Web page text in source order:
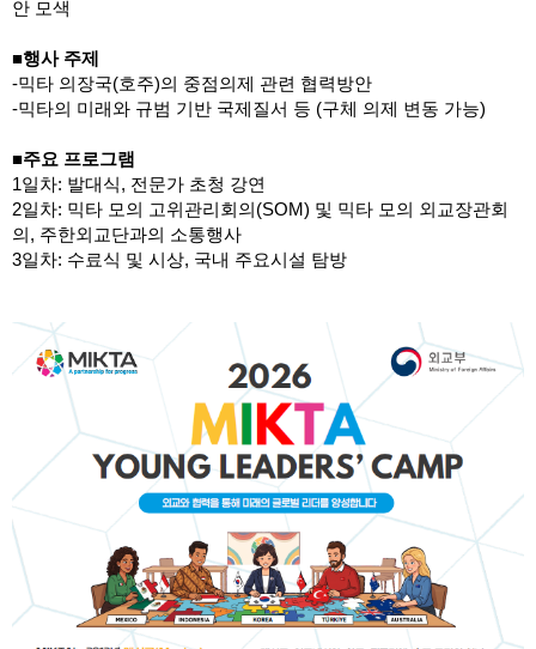
안 모색
■행사 주제
-믹타 의장국(호주)의 중점의제 관련 협력방안
-믹타의 미래와 규범 기반 국제질서 등 (구체 의제 변동 가능)
■주요 프로그램
1일차: 발대식, 전문가 초청 강연
2일차: 믹타 모의 고위관리회의(SOM) 및 믹타 모의 외교장관회
의, 주한외교단과의 소통행사
3일차: 수료식 및 시상, 국내 주요시설 탐방